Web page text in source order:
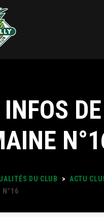
INFOS
DU CLUB > ACTU
N°16